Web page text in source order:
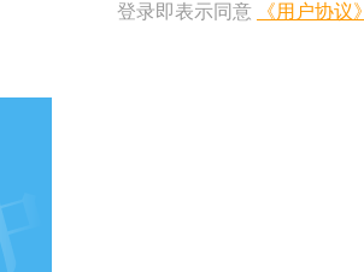
登录即表示同意
《用户协议》